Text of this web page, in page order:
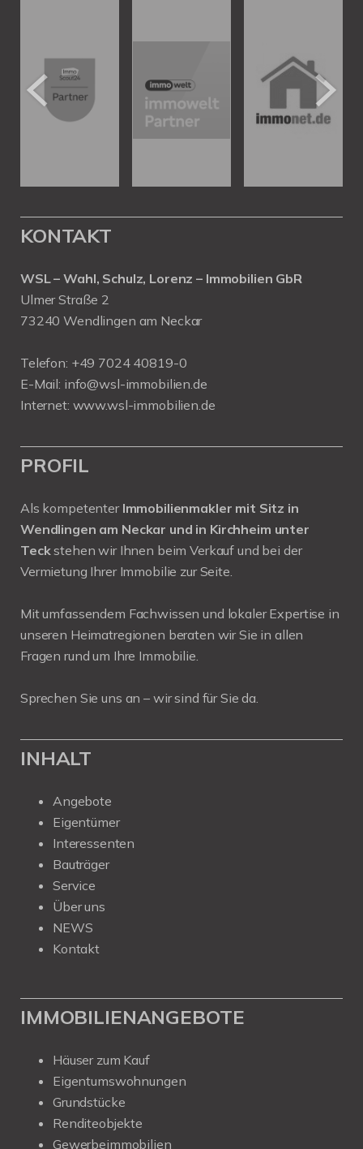
KONTAKT
WSL – Wahl, Schulz, Lorenz – Immobilien GbR
Ulmer Straße 2
73240 Wendlingen am Neckar
Telefon: +49 7024 40819-0
E-Mail: info@wsl-immobilien.de
Internet: www.wsl-immobilien.de
PROFIL
Als kompetenter Immobilienmakler mit Sitz in
Wendlingen am Neckar und in Kirchheim unter
Teckstehen wir Ihnen beim Verkauf und bei der
Vermietung Ihrer Immobilie zur Seite.
Mit umfassendem Fachwissen und lokaler Expertise in
unseren Heimatregionen beraten wir Sie in allen
Fragen rund um Ihre Immobilie.
Sprechen Sie uns an – wir sind für Sie da.
INHALT
Angebote
Eigentümer
Interessenten
Bauträger
Service
Über uns
NEWS
Kontakt
IMMOBILIENANGEBOTE
Häuser zum Kauf
Eigentumswohnungen
Grundstücke
Renditeobjekte
Gewerbeimmobilien